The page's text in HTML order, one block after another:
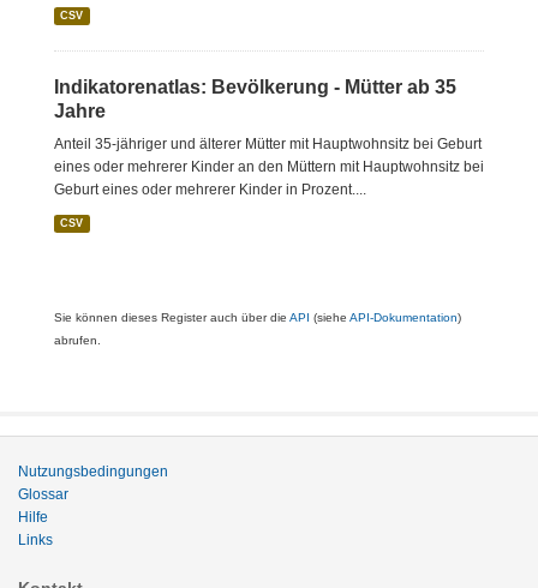
CSV
Indikatorenatlas: Bevölkerung - Mütter ab 35
Jahre
Anteil 35-jähriger und älterer Mütter mit Hauptwohnsitz bei Geburt
eines oder mehrerer Kinder an den Müttern mit Hauptwohnsitz bei
Geburt eines oder mehrerer Kinder in Prozent....
CSV
Sie können dieses Register auch über die API (siehe API-Dokumentation)
abrufen.
Nutzungsbedingungen
Glossar
Hilfe
Links